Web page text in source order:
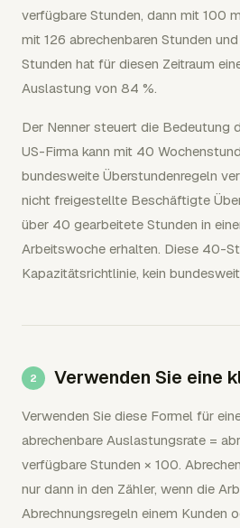
verfügbare Stunden, dann mit 100
mit 126 abrechenbaren Stunden
Stunden hat für diesen Zeitraum
Auslastung von 84 %.
Der Nenner steuert die Bedeutung
US-Firma kann mit 40
bundesweite Überstundenregeln
nicht freigestellte Beschäftigte
über 40 gearbeitete Stunden in
Arbeitswoche erhalten. Diese 40-
Kapazitätsrichtlinie, kein
Verwenden Sie eine
Verwenden Sie diese Formel für
abrechenbare Auslastungsrate =
verfügbare Stunden × 100.
nur dann in den Zähler, wenn die
Abrechnungsregeln einem Kunden